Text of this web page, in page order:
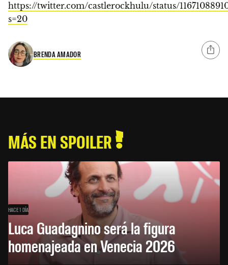
https://twitter.com/castlerockhulu/status/
s=20
BRENDA AMADOR
MÁS EN SPOILER
HACE 1 DÍA
Luca Guadagnino será la figura
homenajeada en Venecia 2026